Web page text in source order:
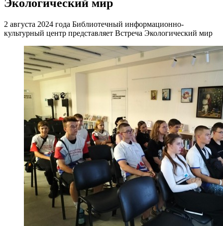
Экологический мир
2 августа 2024 года Библиотечный информационно-
культурный центр представляет Встреча Экологический мир